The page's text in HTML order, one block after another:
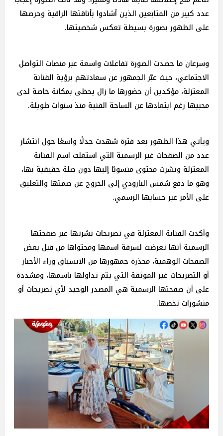
عدد كبير من المتابعين الذين أشادوا بأناقتها الراقية وحرصها
على الظهور بصورة بسيطة تعكس شخصيتها.
وسرعان ما حصدت الصورة تفاعلات واسعة عبر منصات التواصل
الاجتماعي، حيث عبّر الجمهور عن سعادتهم برؤية الفنانة
المعتزلة، مؤكدين أن حضورها ما زال يحظى بمكانة خاصة لدى
محبيها رغم ابتعادها عن الساحة الفنية منذ سنوات طويلة.
ويأتي هذا الظهور بعد فترة شهدت جدلًا واسعًا حول انتشار
عدد من الصفحات غير الرسمية التي استغلت اسم الفنانة
المعتزلة ونشرت محتوى منسوبًا إليها دون صلة حقيقية بها،
وهو ما دفع شمس البارودي إلى الخروج عن صمتها والتعليق
على الأمر عبر حسابها الرسمي.
وأكدت الفنانة المعتزلة في تصريحات نشرتها عبر صفحتها
الرسمية أنها تعرضت لسرقة اسمها ومحتواها من قبل بعض
الصفحات الوهمية، محذرة جمهورها من الانسياق وراء الأخبار
أو التصريحات غير الموثقة التي يتم تداولها باسمها، ومشددة
على أن صفحتها الرسمية هي المصدر الوحيد لأي تصريحات أو
منشورات تخصها.